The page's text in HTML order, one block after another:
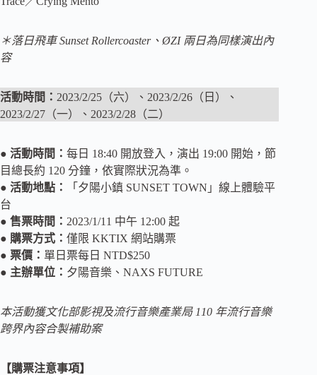
＊落日飛車 Sunset Rollercoaster、ØZI 兩日為同樣演出內
容
活動時間： 2023/2/25（六）、2023/2/26（日）、
2023/2/27（一）、2023/2/28（二）
● 活動時間： 每日 18:40 開放登入，演出 19:00 開始，節
目總長約 120 分鐘，依實際狀況為準。
● 活動地點：
「夕陽小鎮 SUNSET TOWN」線上體驗平
台
● 售票時間： 2023/1/11 中午 12:00 起
● 購票方式： 僅限 KKTIX 網站購票
● 票價： 單日票每日 NTD$250
● 主辦單位： 夕陽音樂、NAXS FUTURE
本活動獲文化部影視及流行音樂產業局 110 年流行音樂
跨界內容合製補助案
【購票注意事項】